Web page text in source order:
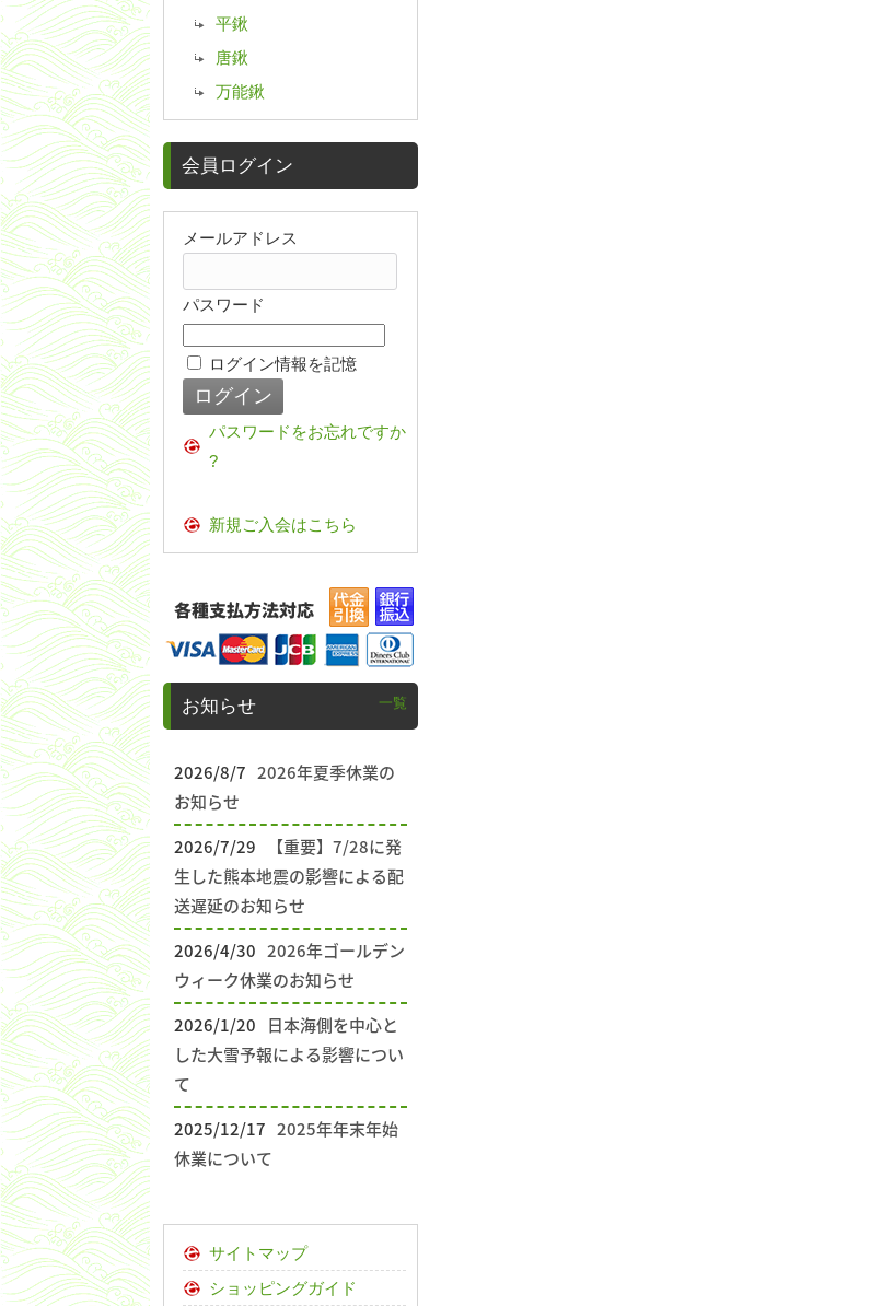
平鍬
唐鍬
万能鍬
会員ログイン
メールアドレス
パスワード
ログイン情報を記憶
パスワードをお忘れですか
?
新規ご入会はこちら
お知らせ 一覧
2026/8/7 2026年夏季休業の
お知らせ
2026/7/29
【重要】7/28に発
生した熊本地震の影響による配
送遅延のお知らせ
2026/4/30 2026年ゴールデン
ウィーク休業のお知らせ
2026/1/20
日本海側を中心と
した大雪予報による影響につい
て
2025/12/17 2025年年末年始
休業について
サイトマップ
ショッピングガイド